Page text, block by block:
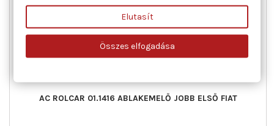
AC ROLCAR 01.1416 ABLAKEMELŐ JOBB ELSŐ FIAT
Elutasít
Összes elfogadása